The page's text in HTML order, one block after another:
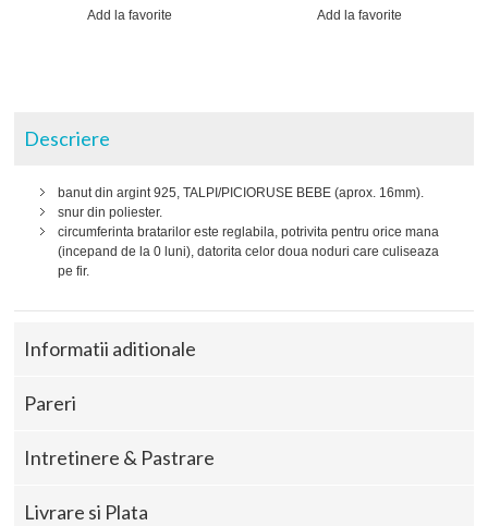
Add la favorite
Add la favorite
Descriere
banut din argint 925, TALPI/PICIORUSE BEBE (aprox. 16mm).
snur din poliester.
circumferinta bratarilor este reglabila, potrivita pentru orice mana
(incepand de la 0 luni), datorita celor doua noduri care culiseaza
pe fir.
Informatii aditionale
Pareri
Intretinere & Pastrare
Livrare si Plata